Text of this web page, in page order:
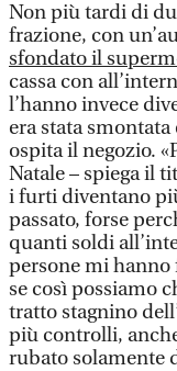
Non più tardi di
frazione, con
sfondato il
cassa con
l’hanno invece
era stata
ospita il negozio.
Natale – spiega il
i furti diventano
passato, forse
quanti soldi
persone mi hanno
se così possiamo
tratto stagnino
più controlli,
rubato solamente